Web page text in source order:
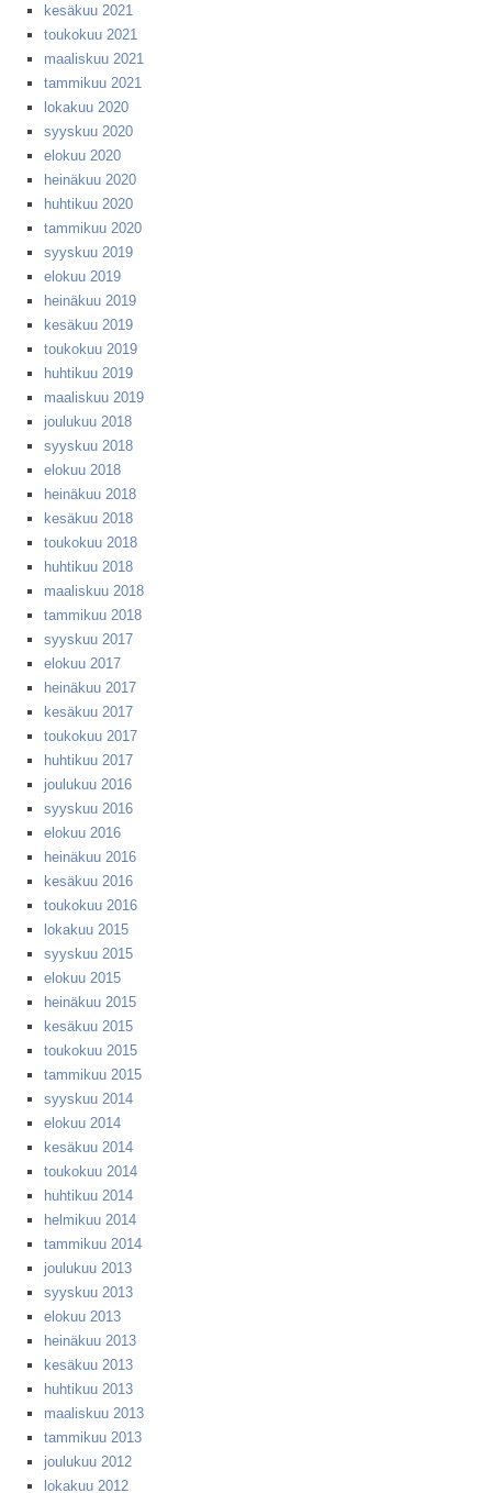
kesäkuu 2021
toukokuu 2021
maaliskuu 2021
tammikuu 2021
lokakuu 2020
syyskuu 2020
elokuu 2020
heinäkuu 2020
huhtikuu 2020
tammikuu 2020
syyskuu 2019
elokuu 2019
heinäkuu 2019
kesäkuu 2019
toukokuu 2019
huhtikuu 2019
maaliskuu 2019
joulukuu 2018
syyskuu 2018
elokuu 2018
heinäkuu 2018
kesäkuu 2018
toukokuu 2018
huhtikuu 2018
maaliskuu 2018
tammikuu 2018
syyskuu 2017
elokuu 2017
heinäkuu 2017
kesäkuu 2017
toukokuu 2017
huhtikuu 2017
joulukuu 2016
syyskuu 2016
elokuu 2016
heinäkuu 2016
kesäkuu 2016
toukokuu 2016
lokakuu 2015
syyskuu 2015
elokuu 2015
heinäkuu 2015
kesäkuu 2015
toukokuu 2015
tammikuu 2015
syyskuu 2014
elokuu 2014
kesäkuu 2014
toukokuu 2014
huhtikuu 2014
helmikuu 2014
tammikuu 2014
joulukuu 2013
syyskuu 2013
elokuu 2013
heinäkuu 2013
kesäkuu 2013
huhtikuu 2013
maaliskuu 2013
tammikuu 2013
joulukuu 2012
lokakuu 2012